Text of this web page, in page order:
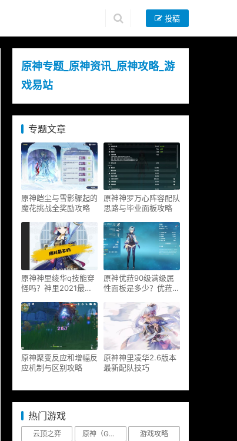
投稿
原神专题_原神资讯_原神攻略_游
戏易站
专题文章
原神皑尘与雪影骤起的
魔花挑战全奖励攻略
原神神罗万心阵容配队
思路与毕业面板攻略
原神神里绫华q技能穿
怪吗？神里2021最新
原神优菈90级满级属
性面板是多少？优菈大
原神聚变反应和增幅反
应机制与区别攻略
原神神里凌华2.6版本
最新配队技巧
热门游戏
云顶之弈 原神（Genshin Impact）
游戏攻略